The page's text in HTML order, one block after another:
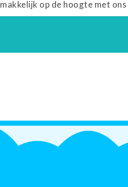
op de hoogte met